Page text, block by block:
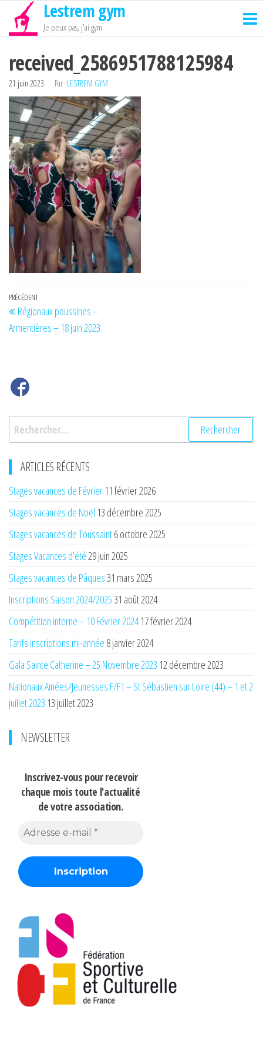
Passer
contenu
Lestrem gym
Je peux pas, j'ai gym
received_2586951788125984
21 juin 2023 Par LESTREM GYM
Navigation
de
l’article
Article
précédent
PRÉCÉDENT
Régionaux poussines –
Armentières – 18 juin 2023
Rechercher :
ARTICLES RÉCENTS
Stages vacances de Février 11 février 2026
Stages vacances de Noël 13 décembre 2025
Stages vacances de Toussaint6 octobre 2025
Stages Vacances d’été29 juin 2025
Stages vacances de Pâques31 mars 2025
Inscriptions Saison 2024/202531 août 2024
Compétition interne – 10 Février 2024 17 février 2024
Tarifs inscriptions mi-année 8 janvier 2024
Gala Sainte Catherine – 25 Novembre 2023 12 décembre 2023
Nationaux Ainées/Jeunesses F/F1 – St Sébastien sur Loire (44) – 1 et 2
juillet 2023 13 juillet 2023
NEWSLETTER
Inscrivez-vous pour recevoir
chaque mois toute l'actualité
de votre association.